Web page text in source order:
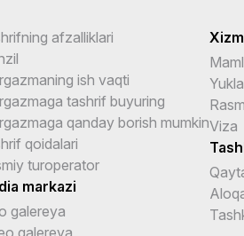
afzalliklari
ish vaqti
tashrif buyuring
qanday borish mumkin
qoidalari
turoperator
markazi
galereya
galereya
Viza